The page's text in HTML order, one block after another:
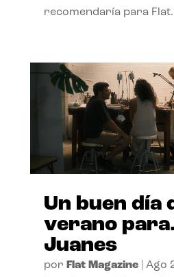
recomendaría para Flat.
Un buen día
verano
Juanes
por Flat Magazine| Ago